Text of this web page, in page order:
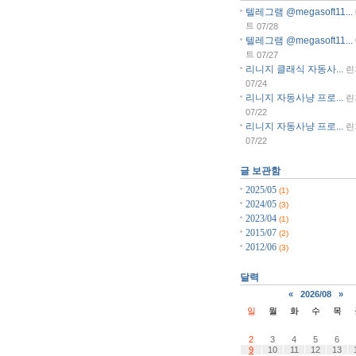
텔레그램 @megasoft11...
트 07/28
텔레그램 @megasoft11...
트 07/27
리니지 클래식 자동사...
린
07/24
리니지 자동사냥 프로...
린
07/22
리니지 자동사냥 프로...
린
07/22
글 보관함
2025/05 (1)
2024/05 (3)
2023/04 (1)
2015/07 (2)
2012/06 (3)
달력
« 2026/08
»
일
월 화 수 목
2
3 4 5 6
9
10 11 12 13